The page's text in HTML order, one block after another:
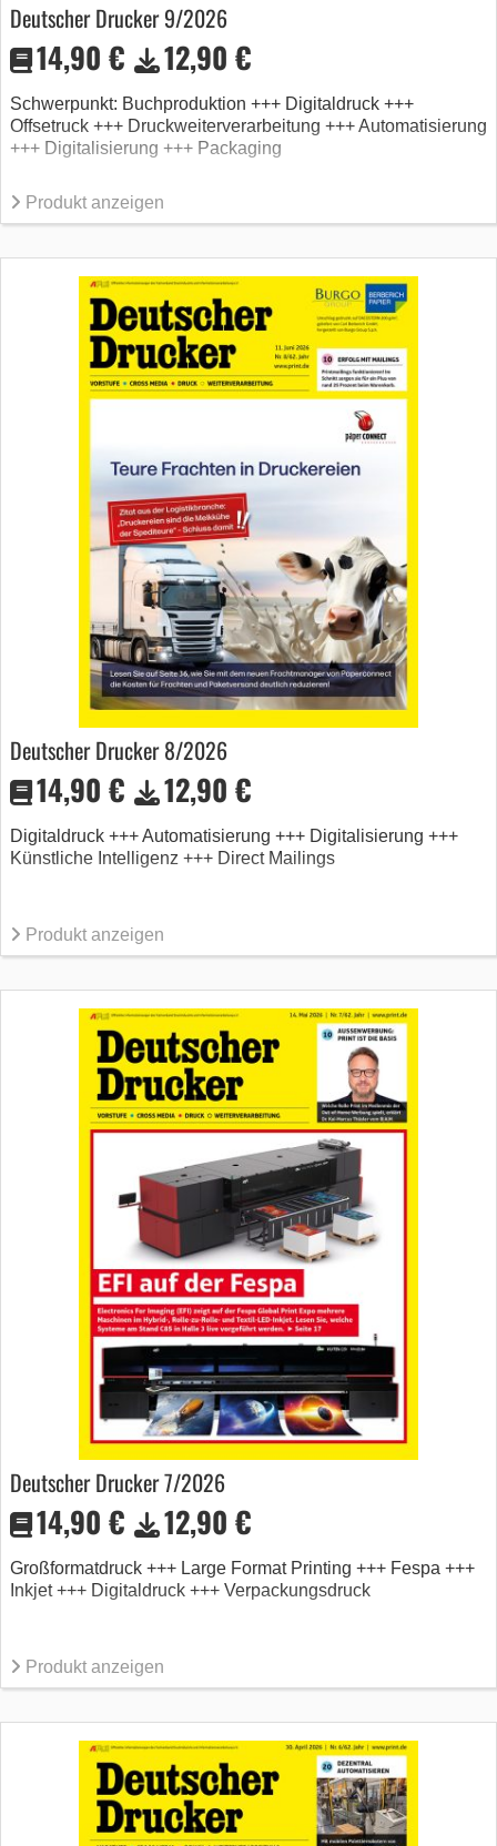
Deutscher Drucker 9/2026
14,90 € 12,90 €
Schwerpunkt: Buchproduktion +++ Digitaldruck +++
Offsetruck +++ Druckweiterverarbeitung +++ Automatisierung
+++ Digitalisierung +++ Packaging
Produkt anzeigen
Deutscher Drucker 8/2026
14,90 € 12,90 €
Digitaldruck +++ Automatisierung +++ Digitalisierung +++
Künstliche Intelligenz +++ Direct Mailings
Produkt anzeigen
Deutscher Drucker 7/2026
14,90 € 12,90 €
Großformatdruck +++ Large Format Printing +++ Fespa +++
Inkjet +++ Digitaldruck +++ Verpackungsdruck
Produkt anzeigen